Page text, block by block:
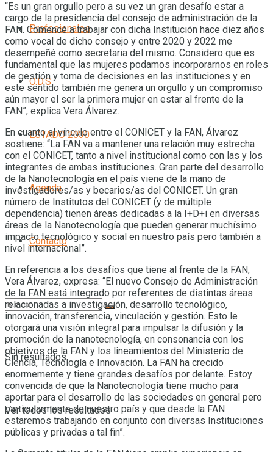
Profesionales
O.D.S
ESTADO 2030
Agenda
Contacto
Sin resultados
Ver todos los resultados
“Es un gran orgullo pero a su vez un gran desafío estar a
cargo de la presidencia del consejo de administración de la
FAN. Comencé a trabajar con dicha Institución hace diez años
como vocal de dicho consejo y entre 2020 y 2022 me
desempeñé como secretaria del mismo. Considero que es
fundamental que las mujeres podamos incorporarnos en roles
de gestión y toma de decisiones en las instituciones y en
este sentido también me genera un orgullo y un compromiso
aún mayor el ser la primera mujer en estar al frente de la
FAN”, explica Vera Álvarez.
En cuanto al vínculo entre el CONICET y la FAN, Álvarez
sostiene: “La FAN va a mantener una relación muy estrecha
con el CONICET, tanto a nivel institucional como con las y los
integrantes de ambas instituciones. Gran parte del desarrollo
de la Nanotecnología en el país viene de la mano de
investigadores/as y becarios/as del CONICET. Un gran
número de Institutos del CONICET (y de múltiple
dependencia) tienen áreas dedicadas a la I+D+i en diversas
áreas de la Nanotecnología que pueden generar muchísimo
impacto tecnológico y social en nuestro país pero también a
nivel internacional”.
En referencia a los desafíos que tiene al frente de la FAN,
Vera Álvarez, expresa: “El nuevo Consejo de Administración
de la FAN está integrado por referentes de distintas áreas
relacionadas a investigación, desarrollo tecnológico,
innovación, transferencia, vinculación y gestión. Esto le
otorgará una visión integral para impulsar la difusión y la
promoción de la nanotecnología, en consonancia con los
objetivos de la FAN y los lineamientos del Ministerio de
Ciencia, Tecnología e Innovación. La FAN ha crecido
enormemente y tiene grandes desafíos por delante. Estoy
convencida de que la Nanotecnología tiene mucho para
aportar para el desarrollo de las sociedades en general pero
particularmente de nuestro país y que desde la FAN
estaremos trabajando en conjunto con diversas Instituciones
públicas y privadas a tal fin”.